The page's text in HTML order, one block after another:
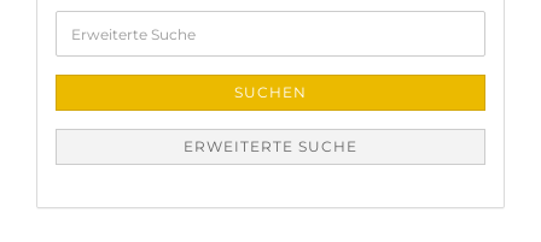
Suche
SUCHEN
ERWEITERTE SUCHE